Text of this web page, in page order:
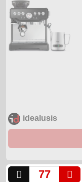
idealusis
77